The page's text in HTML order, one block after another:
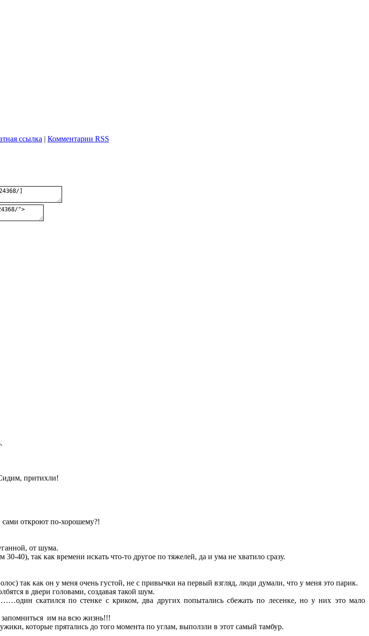
ссылка | Комментарии RSS
притихли!
сами откроют по-хорошему?!
от шума.
40), так как времени искать что-то другое по тяжелей, да и ума не хватило сразу.
так как он у меня очень густой, не с привычки на первый взгляд, люди думали, что у меня это парик.
в двери головами, создавая такой шум.
скатился по стенке с криком, два других попытались сбежать по лесенке, но у них это мало
им на всю жизнь!!!
которые прятались до того момента по углам, выползли в этот самый тамбур.